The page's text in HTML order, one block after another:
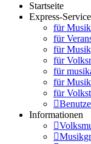
Startseite
Express-Service
für
für
für
für
für
für
für
Informationen